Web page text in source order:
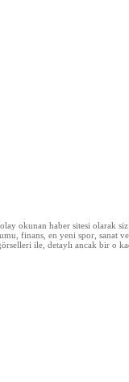
okunan haber sitesi olarak siz
finans, en yeni spor, sanat
ile, detaylı ancak bir o